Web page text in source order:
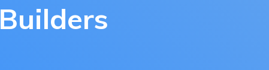
Builders